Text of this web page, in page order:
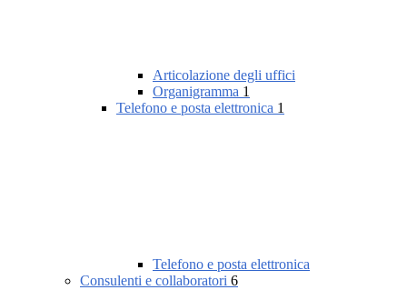
Articolazione degli uffici
Organigramma 1
Telefono e posta elettronica 1
Telefono e posta elettronica
Consulenti e collaboratori 6